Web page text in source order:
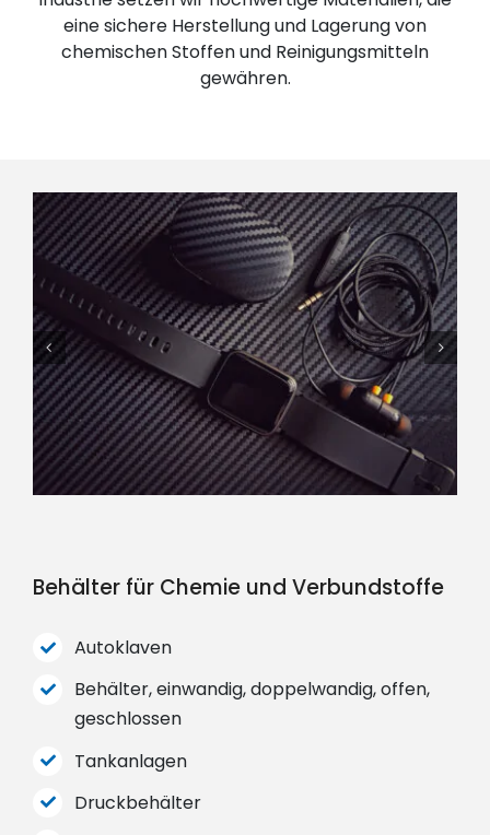
eine sichere Herstellung und Lagerung von
chemischen Stoffen und Reinigungsmitteln
gewähren.
Behälter für Chemie und Verbundstoffe
Autoklaven
Behälter, einwandig, doppelwandig, offen,
geschlossen
Tankanlagen
Druckbehälter